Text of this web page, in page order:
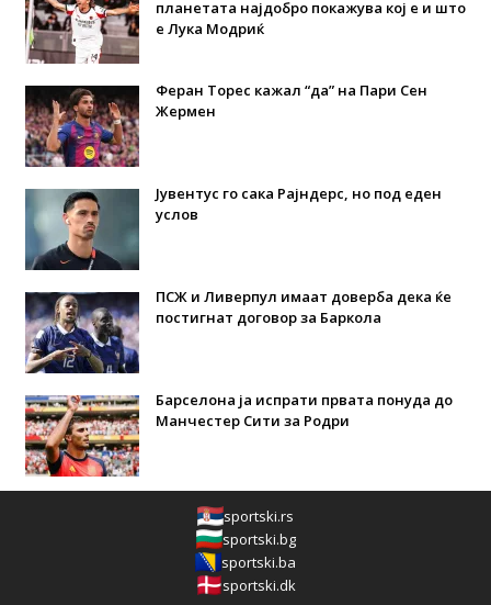
планетата најдобро покажува кој е и што
е Лука Модриќ
Феран Торес кажал “да” на Пари Сен
Жермен
Јувентус го сака Рајндерс, но под еден
услов
ПСЖ и Ливерпул имаат доверба дека ќе
постигнат договор за Баркола
Барселона ја испрати првата понуда до
Манчестер Сити за Родри
sportski.rs
sportski.bg
sportski.ba
sportski.dk